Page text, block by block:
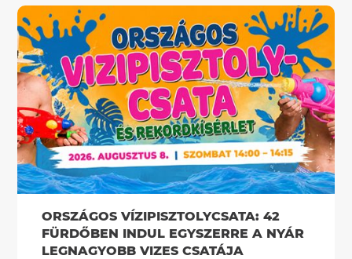
ORSZÁGOS VÍZIPISZTOLYCSATA: 42
FÜRDŐBEN INDUL EGYSZERRE A NYÁR
LEGNAGYOBB VIZES CSATÁJA